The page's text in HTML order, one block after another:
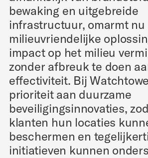
bewaking en uitgebreide
infrastructuur, omarmt nu
milieuvriendelijke
impact op het milieu
zonder afbreuk te doen
effectiviteit. Bij
prioriteit aan duurzame
beveiligingsinnovaties,
klanten hun locaties
beschermen en
initiatieven kunnen